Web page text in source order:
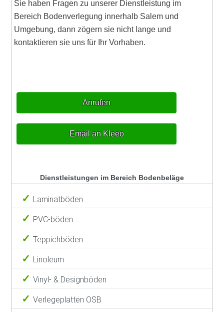
Sie haben Fragen zu unserer Dienstleistung im
Bereich Bodenverlegung innerhalb Salem und
Umgebung, dann zögern sie nicht lange und
kontaktieren sie uns für Ihr Vorhaben.
Anrufen
Email an Kleeo
Dienstleistungen im Bereich Bodenbeläge
Laminatböden
PVC-böden
Teppichböden
Linoleum
Vinyl- & Designböden
Verlegeplatten OSB